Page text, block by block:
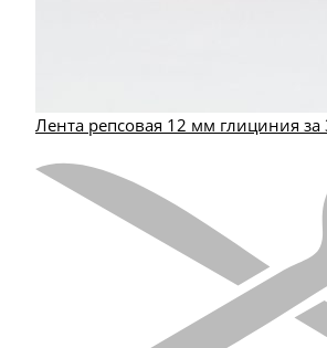
Лента репсовая 12 мм глициния за